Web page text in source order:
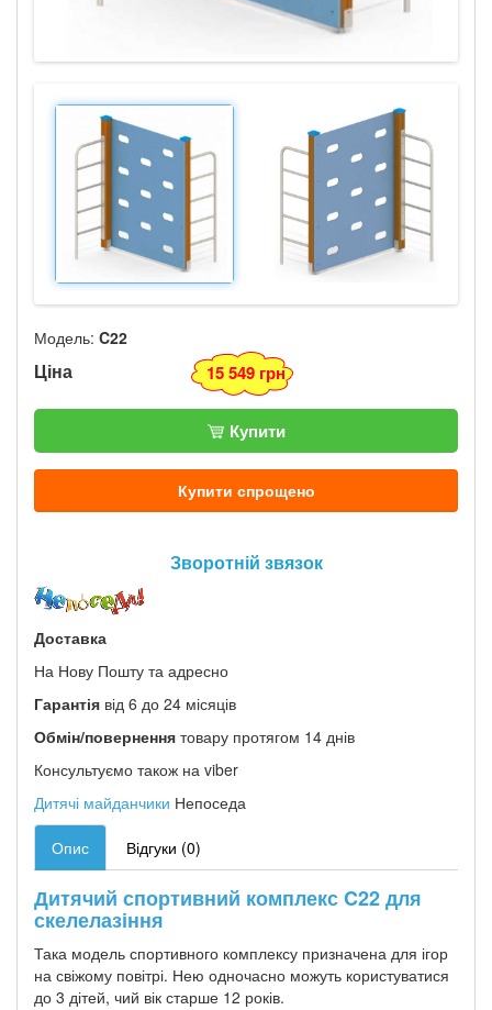
Модель: C22
Ціна 15 549 грн
Купити
Купити спрощено
Зворотній звязок
Доставка
На Нову Пошту та адресно
Гарантія від 6 до 24 місяців
Обмін/повернення товару протягом 14 днів
Консультуємо також на viber
Дитячі майданчики Непоседа
Опис Відгуки (0)
Дитячий спортивний комплекс C22 для
скелелазіння
Така модель спортивного комплексу призначена для ігор
на свіжому повітрі. Нею одночасно можуть користуватися
до 3 дітей, чий вік старше 12 років.